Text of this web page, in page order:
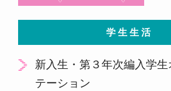
学生生活
新入生・第３年次編入学生
テーション